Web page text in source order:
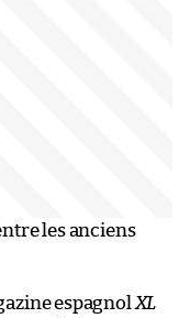
les anciens
espagnol XL